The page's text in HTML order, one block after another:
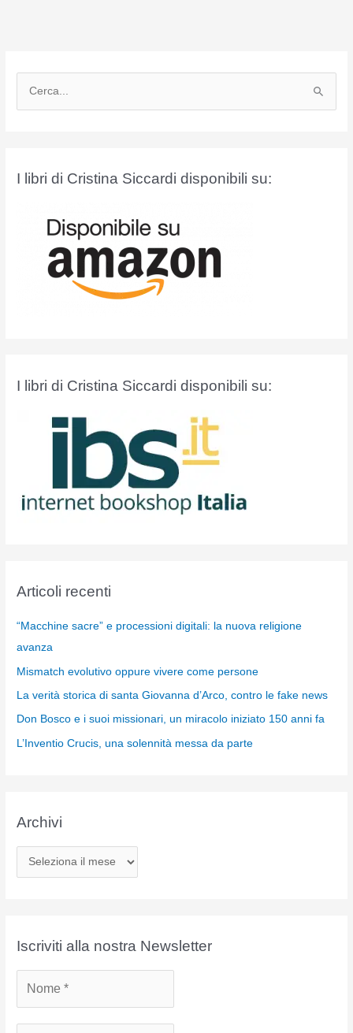
I libri di Cristina Siccardi disponibili su:
I libri di Cristina Siccardi disponibili su:
Articoli recenti
“Macchine sacre” e processioni digitali: la nuova religione
avanza
Mismatch evolutivo oppure vivere come persone
La verità storica di santa Giovanna d’Arco, contro le fake news
Don Bosco e i suoi missionari, un miracolo iniziato 150 anni fa
L’Inventio Crucis, una solennità messa da parte
Archivi
r
iIscriviti alla nostra Newsletter